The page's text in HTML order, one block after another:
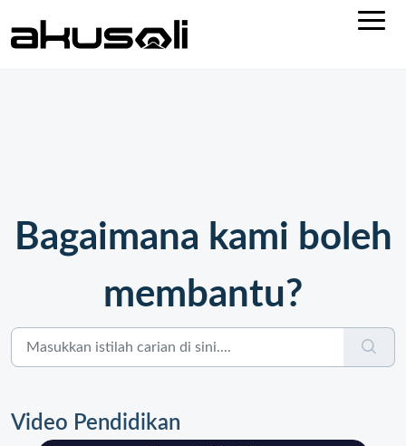
Bagaimana kami boleh
membantu?
Video Pendidikan